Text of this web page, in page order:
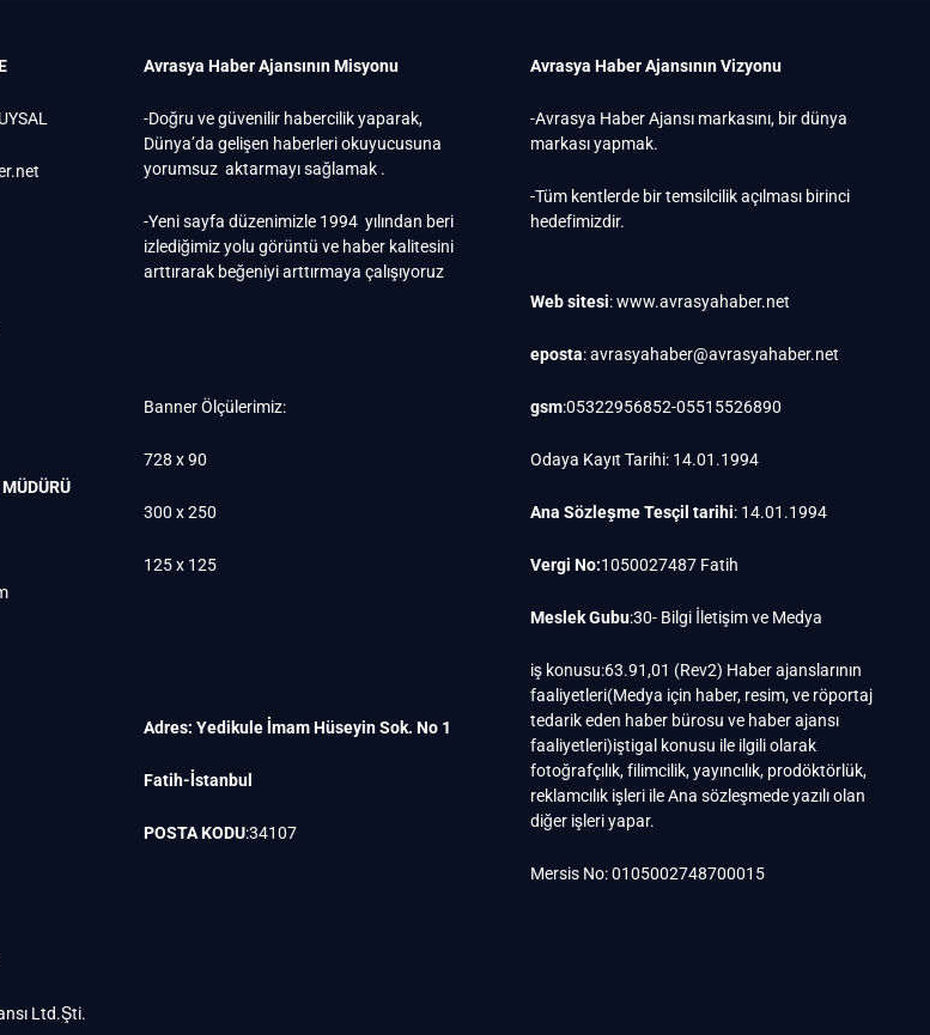
Ltd.Şti.
Avrasya Haber Ajansının Misyonu
-Doğru ve güvenilir habercilik yaparak,
Dünya’da gelişen haberleri okuyucusuna
yorumsuz aktarmayı sağlamak .
-Yeni sayfa düzenimizle 1994 yılından beri
izlediğimiz yolu görüntü ve haber kalitesini
arttırarak beğeniyi arttırmaya çalışıyoruz
Banner Ölçülerimiz:
728 x 90
300 x 250
125 x 125
Adres: Yedikule İmam Hüseyin Sok. No 1
Fatih-İstanbul
POSTA KODU:34107
Avrasya Haber Ajansının Vizyonu
-Avrasya Haber Ajansı markasını, bir dünya
markası yapmak.
-Tüm kentlerde bir temsilcilik açılması birinci
hedefimizdir.
Web sitesi: www.avrasyahaber.net
eposta: avrasyahaber@avrasyahaber.net
gsm:05322956852-05515526890
Odaya Kayıt Tarihi: 14.01.1994
Ana Sözleşme Tesçil tarihi: 14.01.1994
Vergi No:1050027487 Fatih
Meslek Gubu:30- Bilgi İletişim ve Medya
iş konusu:63.91,01 (Rev2) Haber ajanslarının
faaliyetleri(Medya için haber, resim, ve röportaj
tedarik eden haber bürosu ve haber ajansı
faaliyetleri)iştigal konusu ile ilgili olarak
fotoğrafçılık, filimcilik, yayıncılık, prodöktörlük,
reklamcılık işleri ile Ana sözleşmede yazılı olan
diğer işleri yapar.
Mersis No: 0105002748700015